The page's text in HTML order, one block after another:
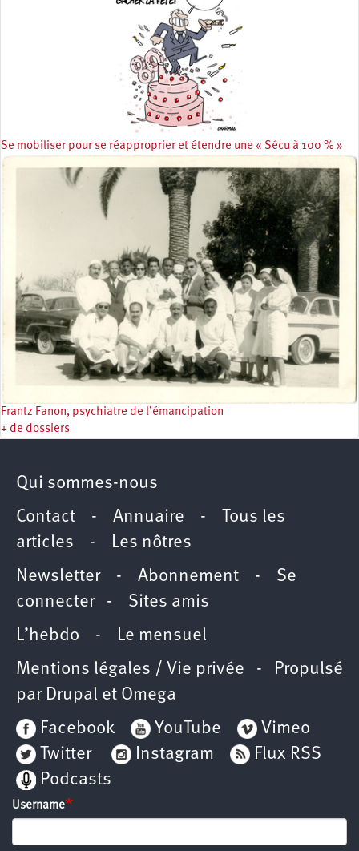
Se mobiliser pour se réapproprier et étendre une « Sécu à 100 % »
Frantz Fanon, psychiatre de l’émancipation
+ de dossiers
Qui sommes-nous
Contact - Annuaire -
Tous les
articles - Les nôtres
Newsletter- Abonnement - Se
connecter- Sites amis
L’hebdo - Le mensuel
Mentions légales / Vie privée - Propulsé
par Drupal et Omega
Facebook
YouTube
Vimeo
Twitter
Instagram
Flux RSS
Podcasts
Username